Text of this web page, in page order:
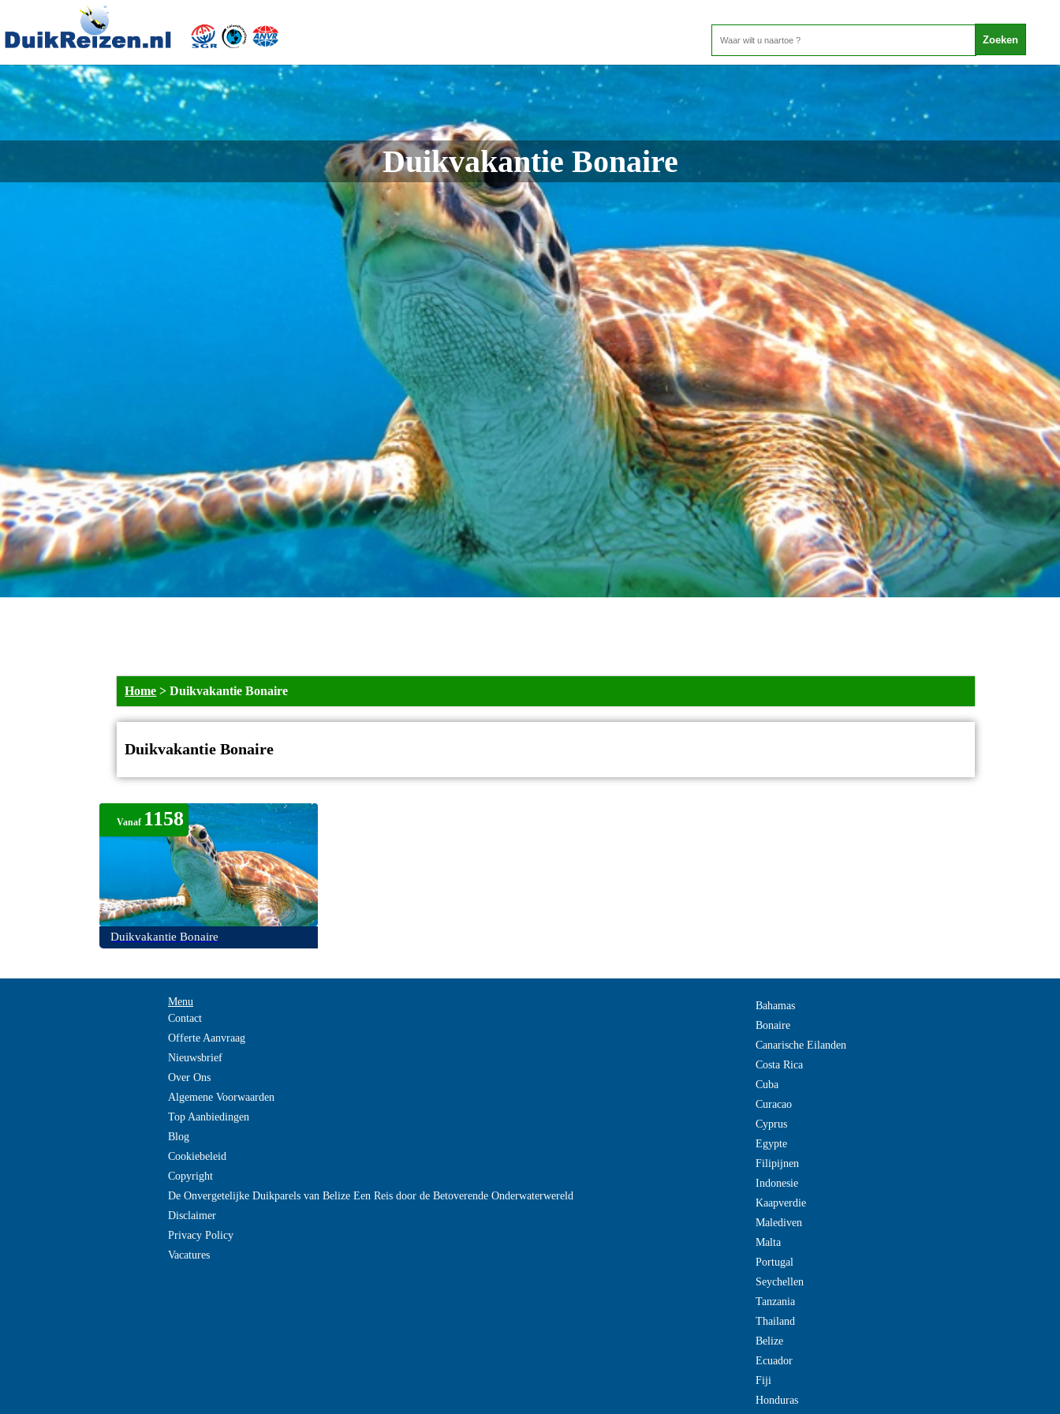
Duikvakantie Bonaire
Home >Duikvakantie Bonaire
Duikvakantie Bonaire
Vanaf 1158
Duikvakantie Bonaire
Menu
Contact
Offerte Aanvraag
Nieuwsbrief
Over Ons
Algemene Voorwaarden
Top Aanbiedingen
Blog
Cookiebeleid
Copyright
De Onvergetelijke Duikparels van Belize Een Reis door de Betoverende Onderwaterwereld
Disclaimer
Privacy Policy
Vacatures
Bahamas
Bonaire
Canarische Eilanden
Costa Rica
Cuba
Curacao
Cyprus
Egypte
Filipijnen
Indonesie
Kaapverdie
Malediven
Malta
Portugal
Seychellen
Tanzania
Thailand
Belize
Ecuador
Fiji
Honduras